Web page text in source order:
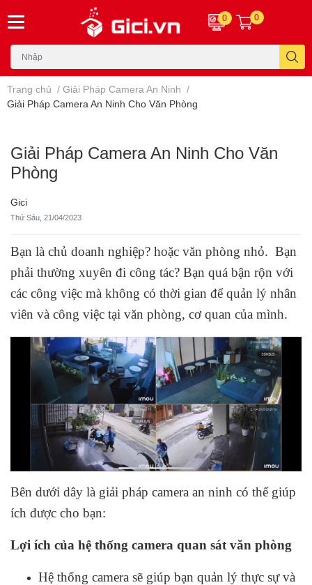
0 0
Trang chủ / Giải Pháp Camera An Ninh /
Giải Pháp Camera An Ninh Cho Văn Phòng
Giải Pháp Camera An Ninh Cho Văn
Phòng
Gici
Thứ Sáu, 21/04/2023
Bạn là chủ doanh nghiệp? hoặc văn phòng nhỏ. Bạn
phải thường xuyên đi công tác? Bạn quá bận rộn với
các công việc mà không có thời gian để quản lý nhân
viên và công việc tại văn phòng, cơ quan của mình.
Bên dưới dây là giải pháp camera an ninh có thể giúp
ích được cho bạn:
Lợi ích của hệ thống camera quan sát văn phòng
Hệ thống camera sẽ giúp bạn quản lý thực sự và